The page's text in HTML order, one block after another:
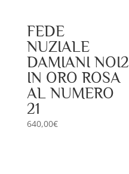
FEDE
NUZIALE
DAMIANI NOI2
IN ORO ROSA
AL NUMERO
21
640,00€